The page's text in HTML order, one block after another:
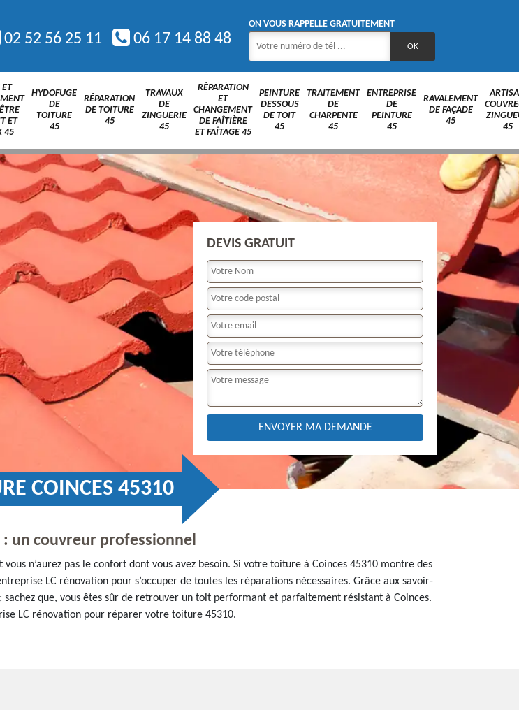
02 52 56 25 11 06 17 14 88 48
ON VOUS RAPPELLE GRATUITEMENT
ET
ET
45
HYDOFUGE
DE
TOITURE
45
RÉPARATION
DE TOITURE
45
TRAVAUX
DE
ZINGUERIE
45
RÉPARATION
ET
CHANGEMENT
DE FAÎTIÈRE
ET FAÎTAGE 45
PEINTURE
DESSOUS
DE TOIT
45
TRAITEMENT
DE
CHARPENTE
45
ENTREPRISE
DE
PEINTURE
45
RAVALEMENT
DE FAÇADE
45
45
DEVIS GRATUIT
COINCES 45310
: un couvreur professionnel
n’aurez pas le confort dont vous avez besoin. Si votre toiture à Coinces 45310 montre des
LC rénovation pour s’occuper de toutes les réparations nécessaires. Grâce aux savoir-
que, vous êtes sûr de retrouver un toit performant et parfaitement résistant à Coinces.
LC rénovation pour réparer votre toiture 45310.